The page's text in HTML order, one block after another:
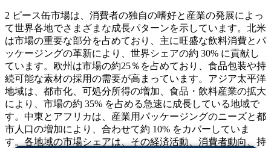
2 ピース缶市場は、消費者の独自の嗜好と産業の発展によっ
て世界各地でさまざまな成長パターンを示しています。北米
は市場の重要な部分を占めており、主に旺盛な飲料消費とパ
ッケージングの革新により、世界シェアの約 30% に貢献し
ています。欧州は市場の約25％を占めており、食品包装や持
続可能な素材の採用の需要が高まっています。アジア太平洋
地域は、都市化、可処分所得の増加、食品・飲料産業の拡大
により、市場の約 35% を占める急速に成長している地域で
す。中東とアフリカは、産業用パッケージングのニーズと都
市人口の増加により、合わせて約 10% をカバーしていま
す。各地域の市場シェアは、その経済活動、消費者動向、持